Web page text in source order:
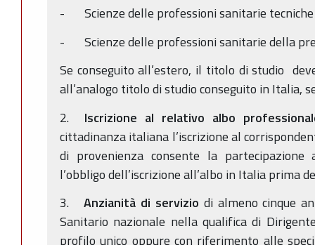
- Scienze delle professioni sanitarie
- Scienze delle professioni sanitarie della
Se conseguito all’estero, il titolo di studio
all’analogo titolo di studio conseguito in Italia,
2. Iscrizione al relativo albo
cittadinanza italiana l’iscrizione al
di provenienza consente la
l’obbligo dell’iscrizione all’albo in Italia prima
3. Anzianità di servizio di almeno cinque
Sanitario nazionale nella qualifica di
profilo unico oppure con riferimento alle